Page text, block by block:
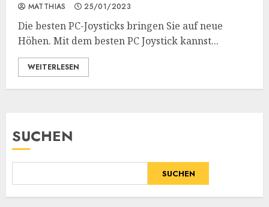
MATTHIAS 25/01/2023
Die besten PC-Joysticks bringen Sie auf neue
Höhen. Mit dem besten PC Joystick kannst...
WEITERLESEN
SUCHEN
SUCHEN